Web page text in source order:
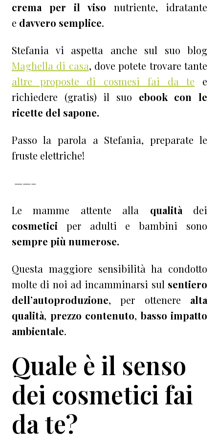
crema per il viso nutriente, idratante
e davvero semplice.
Stefania vi aspetta anche sul suo blog
Maghella di casa, dove potete trovare tante
altre proposte di cosmesi fai da te e
richiedere (gratis) il suo ebook con le
ricette del sapone.
Passo la parola a Stefania, preparate le
fruste elettriche!
——–
Le mamme attente alla qualità dei
cosmetici per adulti e bambini sono
sempre più numerose.
Questa maggiore sensibilità ha condotto
molte di noi ad incamminarsi sul sentiero
dell’autoproduzione, per ottenere alta
qualità, prezzo contenuto, basso impatto
ambientale.
Quale è il senso
dei cosmetici fai
da te?